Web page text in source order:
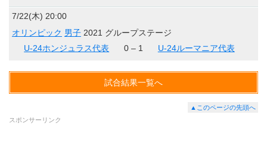
7/22(木) 20:00
オリンピック 男子 2021 グループステージ
U-24ホンジュラス代表
0 – 1 U-24ルーマニア代表
試合結果一覧へ
▲このページの先頭へ
スポンサーリンク